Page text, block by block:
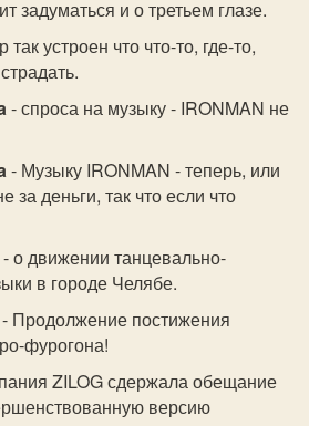
задуматься и о третьем глазе.
так устроен что что-то, где-то,
- спроса на музыку - IRONMAN не
- Музыку IRONMAN - теперь, или
за деньги, так что если что
- о движении танцевально-
в городе Челябе.
- Продолжение постижения
фурогона!
ZILOG сдержала обещание
версию